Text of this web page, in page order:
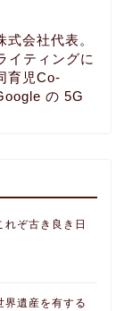
会社代表。
イティングに
育児Co-
の 5G
れぞ古き良き日
界遺産を有する